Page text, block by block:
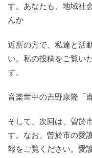
す。あなたも、地域社
んか
近所の方で、私達と活
い。私の投稿をご覧い
す。
音楽世中の吉野康隆「
そして、次回は、曽於
す。なお、曽於市の愛
報をご覧ください。愛